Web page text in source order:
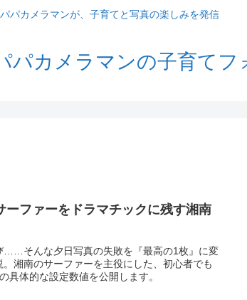
パカメラマンが、子育てと写真の楽しみを発信
パカメラマンの子育てフ
ーファーをドラマチックに残す湘南
……そんな夕日写真の失敗を『最高の1枚』に変
。湘南のサーファーを主役にした、初心者でも
具体的な設定数値を公開します。